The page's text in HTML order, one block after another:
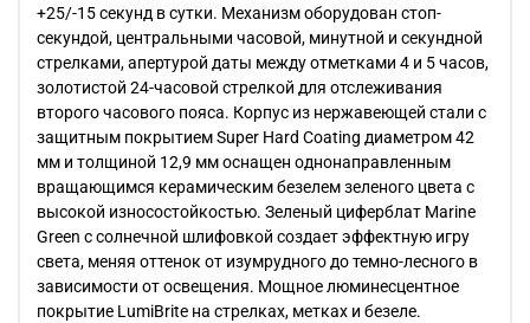
+25/-15 секунд в сутки. Механизм оборудован стоп-
секундой, центральными часовой, минутной и секундной
стрелками, апертурой даты между отметками 4 и 5 часов,
золотистой 24-часовой стрелкой для отслеживания
второго часового пояса. Корпус из нержавеющей стали с
защитным покрытием Super Hard Coating диаметром 42
мм и толщиной 12,9 мм оснащен однонаправленным
вращающимся керамическим безелем зеленого цвета с
высокой износостойкостью. Зеленый циферблат Marine
Green с солнечной шлифовкой создает эффектную игру
света, меняя оттенок от изумрудного до темно-лесного в
зависимости от освещения. Мощное люминесцентное
покрытие LumiBrite на стрелках, метках и безеле.